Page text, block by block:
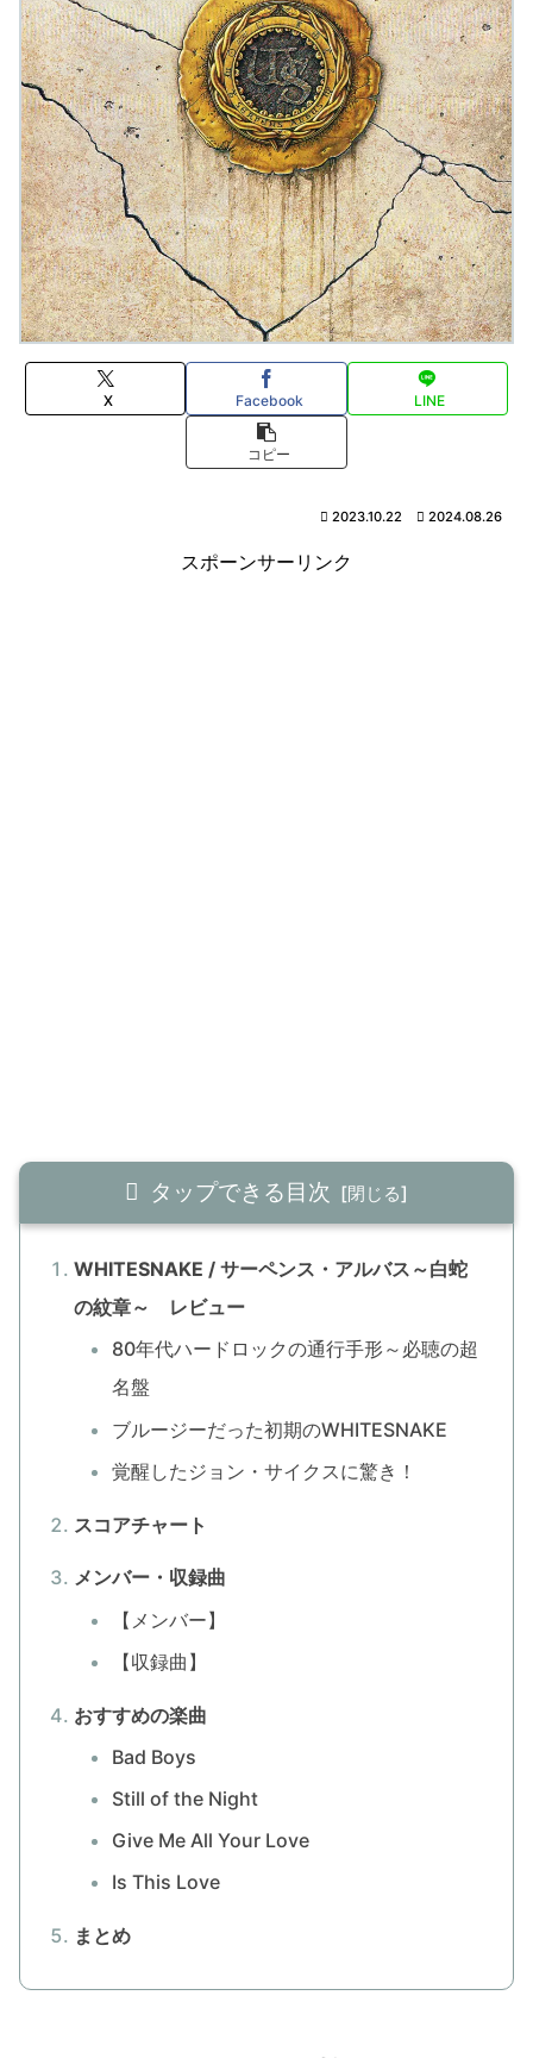
X Facebook LINE
コピー
2023.10.22 2024.08.26
スポーンサーリンク
タップできる目次
WHITESNAKE / サーペンス・アルバス～白蛇
の紋章～ レビュー
80年代ハードロックの通行手形～必聴の超
名盤
ブルージーだった初期のWHITESNAKE
覚醒したジョン・サイクスに驚き！
スコアチャート
メンバー・収録曲
【メンバー】
【収録曲】
おすすめの楽曲
Bad Boys
Still of the Night
Give Me All Your Love
Is This Love
まとめ